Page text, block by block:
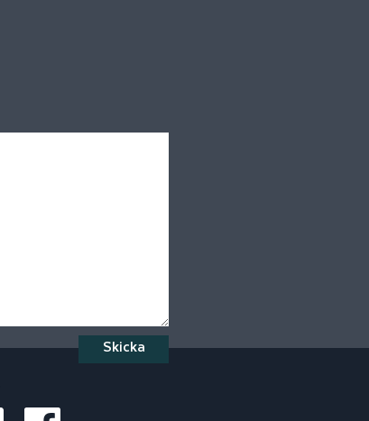
Skicka